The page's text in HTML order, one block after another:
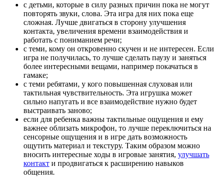
с детьми, которые в силу разных причин пока не могут
повторять звуки, слова. Эта игра для них пока еще
сложная. Лучше двигаться в сторону улучшения
контакта, увеличения времени взаимодействия и
работать с пониманием речи;
с теми, кому он откровенно скучен и не интересен. Если
игра не получилась, то лучше сделать паузу и заняться
более интересными вещами, например покачаться в
гамаке;
c теми ребятами, у кого повышенная слуховая или
тактильная чувствительность. Эта игрушка может
сильно напугать и все взаимодействие нужно будет
выстраивать заново;
если для ребенка важны тактильные ощущения и ему
важнее облизать микрофон, то лучше переключиться на
сенсорные ощущения и в игре дать возможность
ощутить материал и текстуру. Таким образом можно
вносить интересные ходы в игровые занятия, улучшать
контакт и продвигаться к расширению навыков
общения.